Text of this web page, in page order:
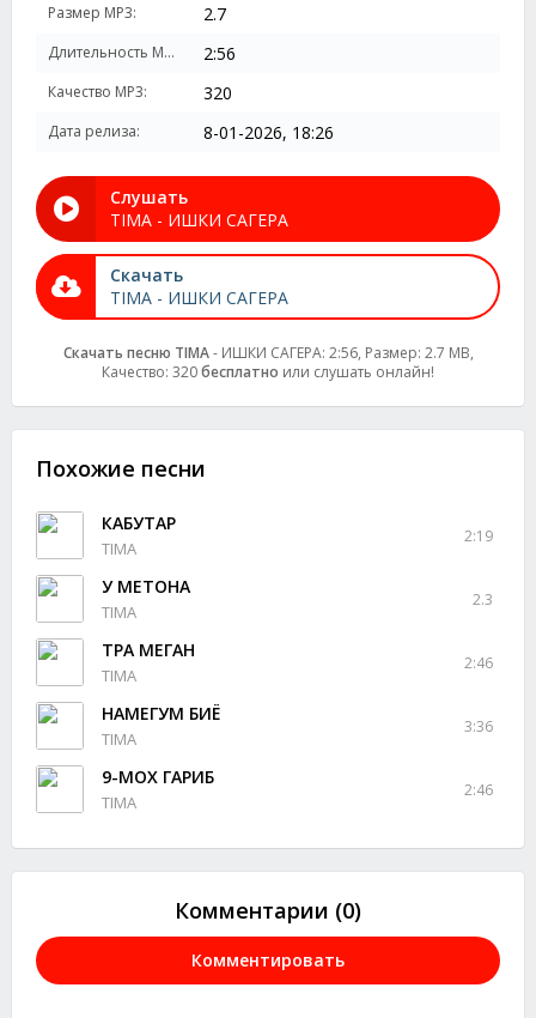
Размер MP3: 2.7
Длительность MP3: 2:56
Качество MP3: 320
Дата релиза: 8-01-2026, 18:26
Слушать
TIMA - ИШКИ САГЕРА
Скачать
TIMA - ИШКИ САГЕРА
Скачать песню TIMA- ИШКИ САГЕРА: 2:56, Размер: 2.7 MB,
Качество: 320бесплатно или слушать онлайн!
Похожие песни
КАБУТАР
TIMA
2:19
У МЕТОНА
TIMA
2.3
ТРА МЕГАН
TIMA
2:46
НАМЕГУМ БИЁ
TIMA
3:36
9-МОХ ГАРИБ
TIMA
2:46
Комментарии (0)
Комментировать